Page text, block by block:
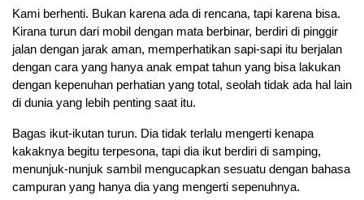
Kami berhenti. Bukan karena ada di rencana, tapi karena bisa.
Kirana turun dari mobil dengan mata berbinar, berdiri di pinggir
jalan dengan jarak aman, memperhatikan sapi-sapi itu berjalan
dengan cara yang hanya anak empat tahun yang bisa lakukan
dengan kepenuhan perhatian yang total, seolah tidak ada hal lain
di dunia yang lebih penting saat itu.
Bagas ikut-ikutan turun. Dia tidak terlalu mengerti kenapa
kakaknya begitu terpesona, tapi dia ikut berdiri di samping,
menunjuk-nunjuk sambil mengucapkan sesuatu dengan bahasa
campuran yang hanya dia yang mengerti sepenuhnya.